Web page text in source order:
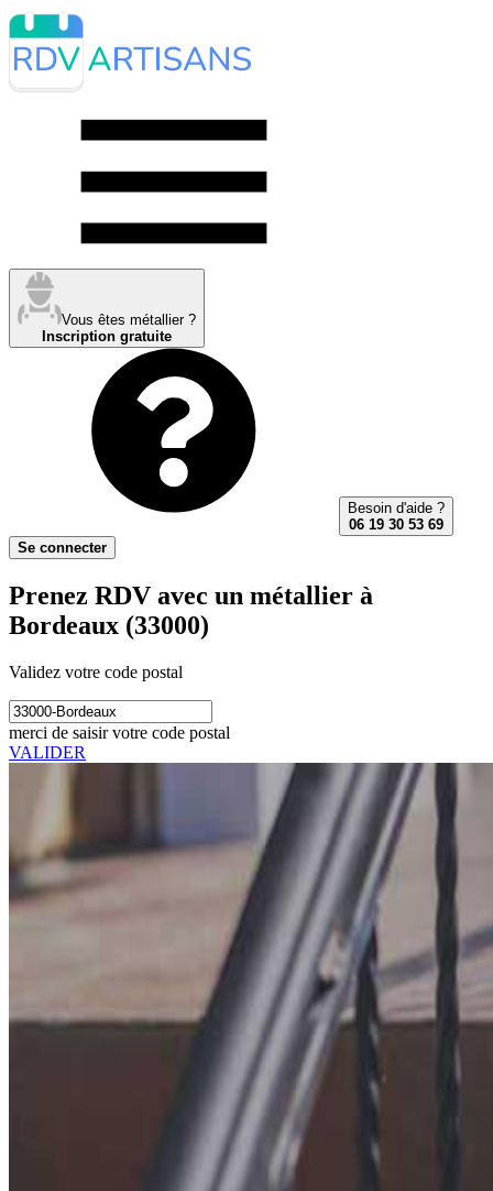
Vous êtes métallier ?
Inscription gratuite
Besoin d'aide ?
06 19 30 53 69
Se connecter
Prenez RDV avec un métallier à
Bordeaux (33000)
Validez votre code postal
merci de saisir votre code postal
VALIDER